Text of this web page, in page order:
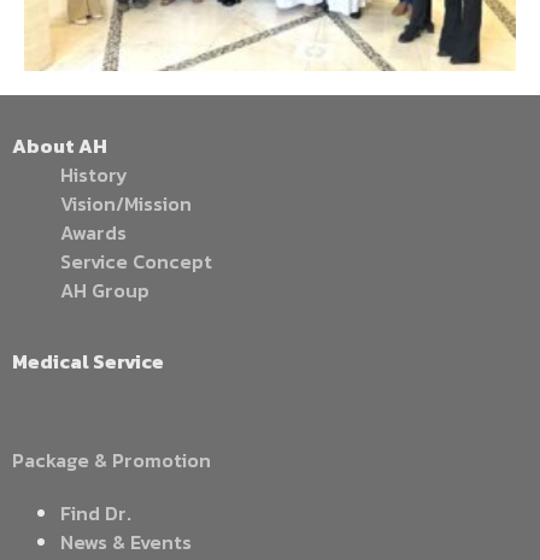
About AH
History
Vision/Mission
Awards
Service Concept
AH Group
Medical Service
Package & Promotion
Find Dr.
News & Events